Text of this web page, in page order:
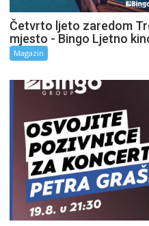
Četvrto ljeto zaredom
mjesto - Bingo Ljetno
Magazin